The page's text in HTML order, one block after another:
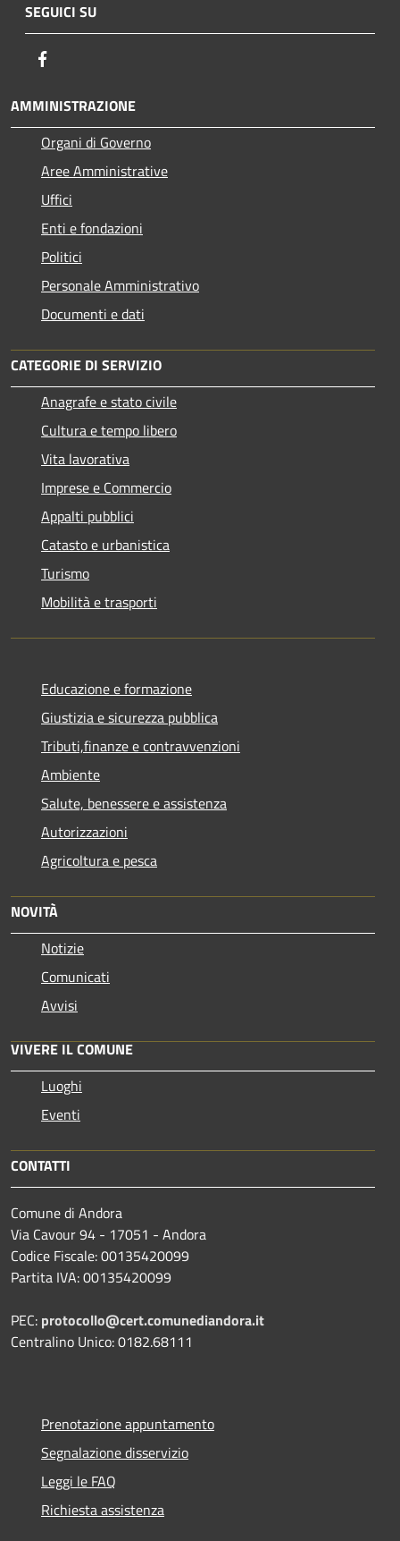
SEGUICI SU
AMMINISTRAZIONE
Organi di Governo
Aree Amministrative
Uffici
Enti e fondazioni
Politici
Personale Amministrativo
Documenti e dati
CATEGORIE DI SERVIZIO
Anagrafe e stato civile
Cultura e tempo libero
Vita lavorativa
Imprese e Commercio
Appalti pubblici
Catasto e urbanistica
Turismo
Mobilità e trasporti
Educazione e formazione
Giustizia e sicurezza pubblica
Tributi,finanze e contravvenzioni
Ambiente
Salute, benessere e assistenza
Autorizzazioni
Agricoltura e pesca
NOVITÀ
Notizie
Comunicati
Avvisi
VIVERE IL COMUNE
Luoghi
Eventi
CONTATTI
Comune di Andora
Via Cavour 94 - 17051 - Andora
Codice Fiscale: 00135420099
Partita IVA: 00135420099
PEC: protocollo@cert.comunediandora.it
Centralino Unico: 0182.68111
Prenotazione appuntamento
Segnalazione disservizio
Leggi le FAQ
Richiesta assistenza